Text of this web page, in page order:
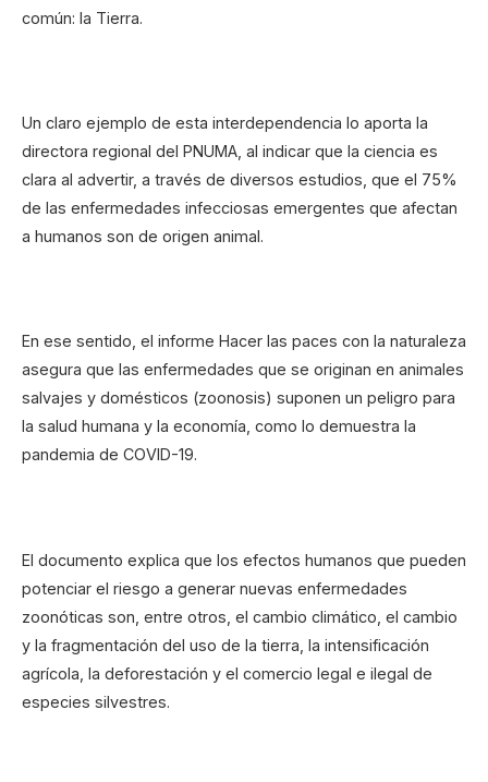
común: la Tierra.
Un claro ejemplo de esta interdependencia lo aporta la
directora regional del PNUMA, al indicar que la ciencia es
clara al advertir, a través de diversos estudios, que el 75%
de las enfermedades infecciosas emergentes que afectan
a humanos son de origen animal.
En ese sentido, el informe Hacer las paces con la naturaleza
asegura que las enfermedades que se originan en animales
salvajes y domésticos (zoonosis) suponen un peligro para
la salud humana y la economía, como lo demuestra la
pandemia de COVID-19.
El documento explica que los efectos humanos que pueden
potenciar el riesgo a generar nuevas enfermedades
zoonóticas son, entre otros, el cambio climático, el cambio
y la fragmentación del uso de la tierra, la intensificación
agrícola, la deforestación y el comercio legal e ilegal de
especies silvestres.